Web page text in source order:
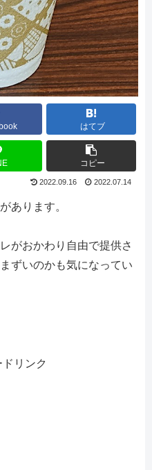
はてブ
コピー
2022.09.16 2022.07.14
あります。
がおかわり自由で提供さ
ずいのかも気になってい
リンク